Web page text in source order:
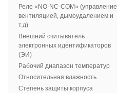
Реле «NO-NC-COM» (управление
вентиляцией, дымоудалением и
т.д)
Внешний считыватель
электронных идентификаторов
(ЭИ)
Рабочий диапазон температур
Относительная влажность
Степень защиты корпуса